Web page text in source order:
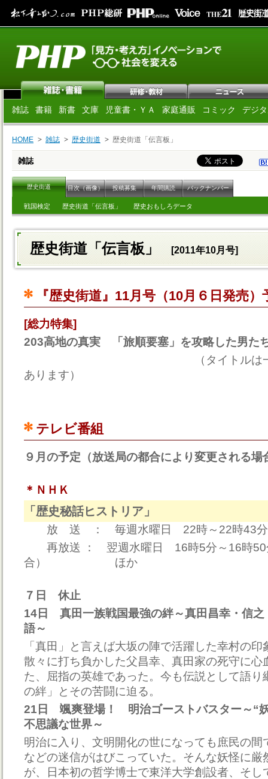
雑誌 書籍 新書 文庫 児童書・ＹＡ 家庭通販 コミック デジ
HOME 雑誌 歴史街道 歴史街道「伝言板」
雑誌
歴史街道 目次（画像） 投稿募集 年間購読 バックナンバー
戦国検定 歴史街道「伝言板」 歴史おもしろデータ
歴史街道「伝言板」 [2011年10月号]
『歴史街道』11月号（10月６日発売）
[総力特集]
203高地の真実 「旅順要塞」を攻略した男た
（タイトルは一部変更
あります）
テレビ番組
９月の予定（放送局の都合により変更される場
＊ＮＨＫ
「歴史秘話ヒストリア」
放 送 ： 毎週水曜日 22時～22時43分
再放送 ： 翌週水曜日 16時5分～16時50
合） ほか
７日 休止
14日 真田一族戦国最強の絆～真田昌幸・信
語～
「真田」と言えば大坂の陣で活躍した幸村の
散々に打ち負かした父昌幸、真田家の死守に心
た、屈指の英雄であった。今も伝説として語り
の絆」とその苦闘に迫る。
21日 颯爽登場！ 明治ゴーストバスター～“
不思議な世界～
明治に入り、文明開化の世になっても庶民の間
などの迷信がはびこっていた。そんな妖怪に厳
が、日本初の哲学博士で東洋大学創設者、そし